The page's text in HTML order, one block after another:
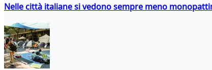
Nelle città italiane si vedono sempre meno